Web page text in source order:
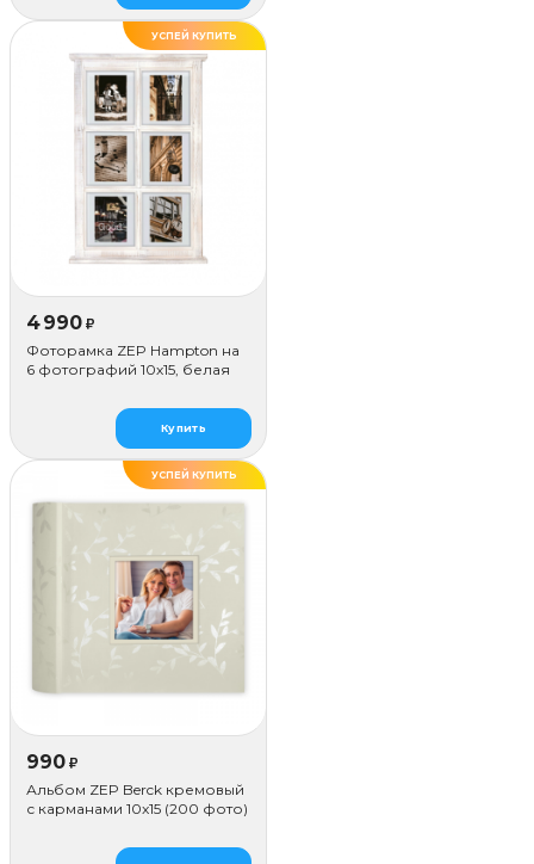
УСПЕЙ КУПИТЬ
4 990 ₽
Фоторамка ZEP Hampton на
6 фотографий 10х15, белая
Купить
УСПЕЙ КУПИТЬ
990 ₽
Альбом ZEP Berck кремовый
с карманами 10x15 (200 фото)